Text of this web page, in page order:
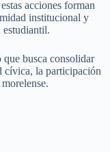
acciones forman
institucional y
busca consolidar
cívica, la participación